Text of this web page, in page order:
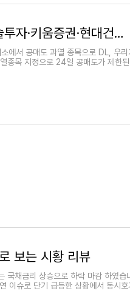
[공매도 과열종목] DL·우리기술투자·키움증권·현대건설 24일 공매도 거래제한 - 핀포인트뉴스
에서 공매도 과열 종목으로 DL, 우
종목 지정으로 24일 공매도가 제한
보는 시황 리뷰
채금리 상승으로 하락 마감 하였습
이슈로 단기 급등한 상황에서 동시호